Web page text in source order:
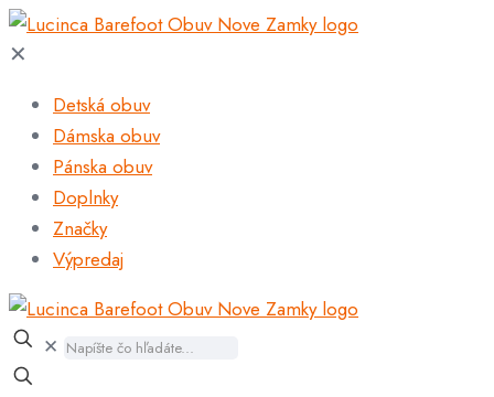
✕
Detská obuv
Dámska obuv
Pánska obuv
Doplnky
Značky
Výpredaj
✕